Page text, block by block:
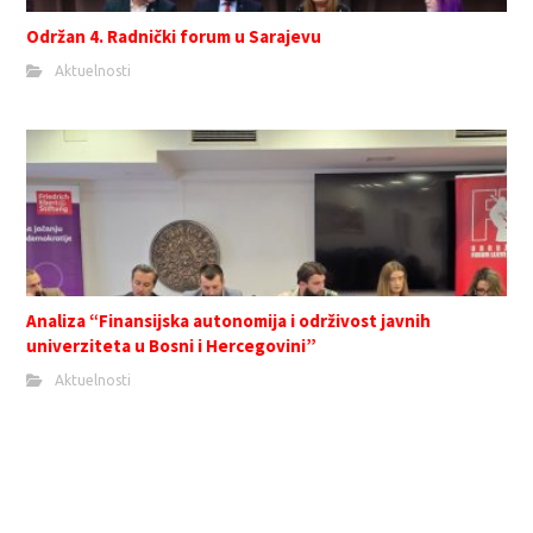
Održan 4. Radnički forum u Sarajevu
Aktuelnosti
Analiza “Finansijska autonomija i održivost javnih
univerziteta u Bosni i Hercegovini”
Aktuelnosti